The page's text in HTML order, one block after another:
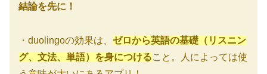
結論を先に！
・duolingoの効果は、 ゼロから英語の基礎（リスニン
グ、文法、単語）を身につけること。人によっては使